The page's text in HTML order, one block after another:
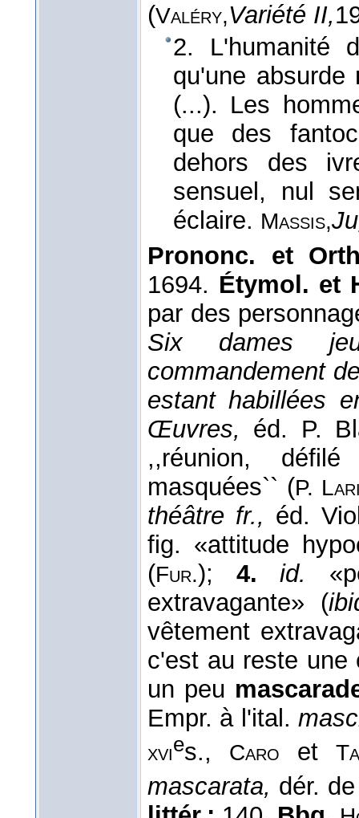
(Valéry,Variété II,
2. L'humanité
qu'une absurde
(...). Les
que des
dehors des
sensuel, nul
éclaire. Massis,
Prononc. et
1694. Étymol. et
par des
Six dames
commandement
estant habillées
Œuvres, éd. P.
,,réunion,
masquées`` (P.
théâtre fr., éd.
fig. «attitude
(Fur.); 4. id.
extravagante» (
vêtement
c'est au reste une
un peu
Empr. à l'ital.
xvies., Caro et
mascarata, dér.